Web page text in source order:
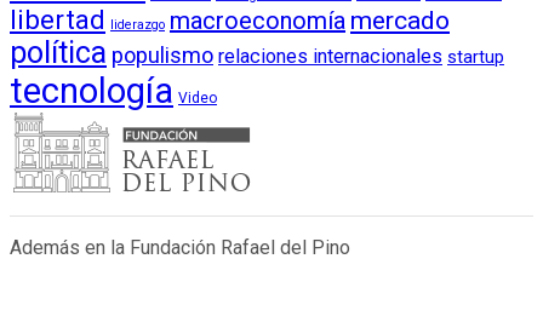
libertad liderazgo macroeconomía mercado
política populismo relaciones internacionales startup
tecnología Video
Además en la Fundación Rafael del Pino